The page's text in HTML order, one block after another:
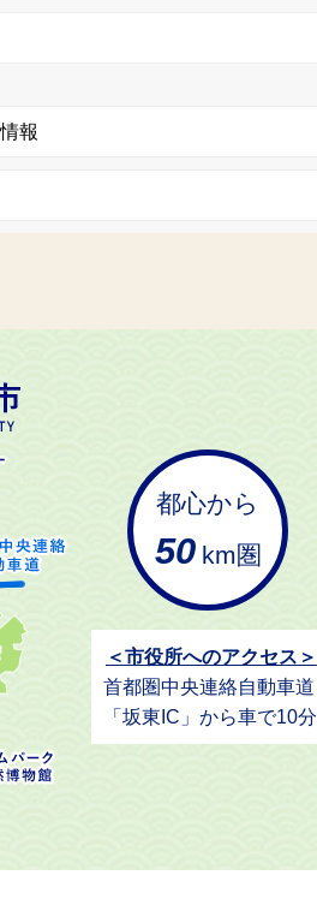
報
都心から
50 km圏
＜市役所へのアクセス＞
首都圏中央連絡自動車道
「坂東IC」から車で10分